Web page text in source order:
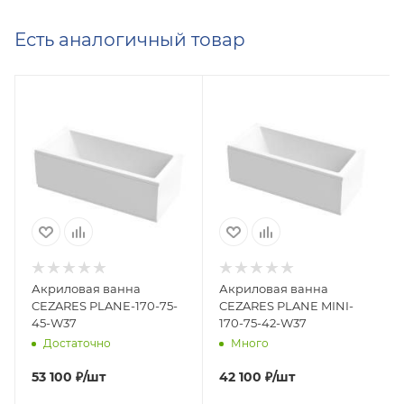
Есть аналогичный товар
Акриловая ванна
CEZARES PLANE-170-75-
45-W37
Достаточно
53 100 ₽/шт
Акриловая ванна
CEZARES PLANE MINI-
170-75-42-W37
Много
42 100 ₽/шт